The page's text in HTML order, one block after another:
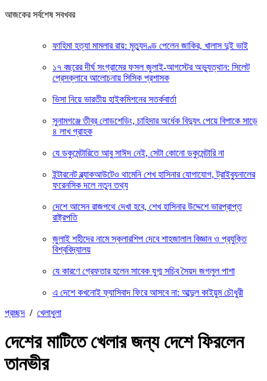
আজকের সর্বশেষ সবখবর
ফাহিমা হত্যা মামলার রায়: মৃত্যুদণ্ড পেলেন জাকির, খালাস দুই ভাই
১৭ বছরের দীর্ঘ সংগ্রামের ফসল জুলাই-আগস্টের অভ্যুত্থান: সিলেট
প্রেসক্লাবে আলোচনায় সিসিক প্রশাসক
ভিসা নিয়ে ভারতীয় হাইকমিশনের সতর্কবার্তা
সুনামগঞ্জে তীব্র লোডশেডিং, চাহিদার অর্ধেক বিদ্যুৎ পেয়ে বিপাকে সাড়ে
৪ লাখ গ্রাহক
যে ডকুমেন্টারিতে আবু সাঈদ নেই, সেটা কোনো ডকুমেন্টারি না
ইন্টারনেট ব্ল্যাকআউটেও থামেনি শেখ হাসিনার যোগাযোগ, ট্রাইব্যুনালের
ফরেনসিক দলে নতুন তথ্য
দেশে আসেন রাজপথে দেখা হবে, শেখ হাসিনার উদ্দেশে ভারপ্রাপ্ত
রাষ্ট্রপতি
জুলাই শহীদের নামে স্কলারশিপ দেবে শাহজালাল বিজ্ঞান ও প্রযুক্তি
বিশ্ববিদ্যালয়
যে কারণে গ্রেফতার হলেন সাবেক যুগ্ম সচিব সৈয়দ জগলুল পাশা
এ দেশে কখনোই ফ্যাসিবাদ ফিরে আসবে না: আব্দুল কাইয়ুম চৌধুরী
প্রচ্ছদ / খেলাধুলা
দেশের মাটিতে খেলার জন্য দেশে ফিরলেন
তানভীর